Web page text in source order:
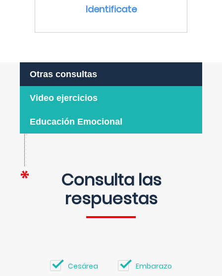
Identificate
Otras consultas
Video ejercicios
Educación Emocional
Consulta las
respuestas
Cesárea Embarazo